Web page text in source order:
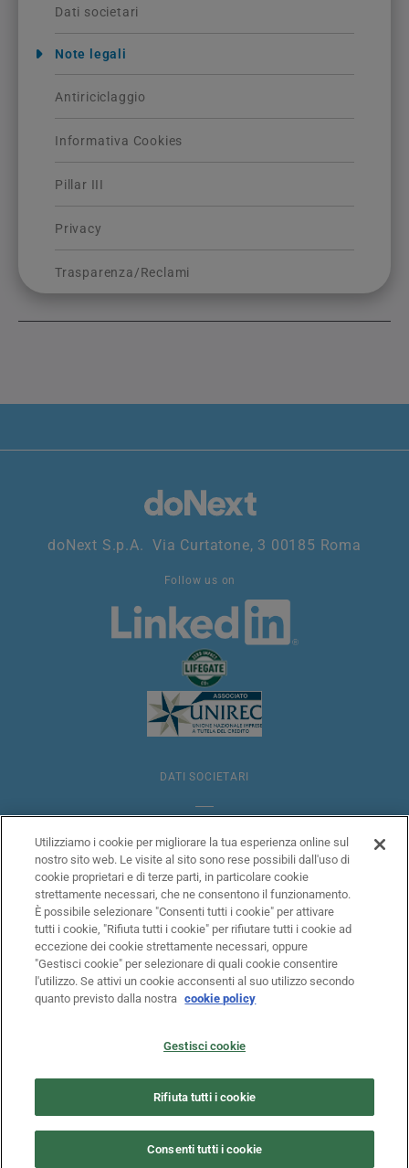
Dati societari
Note legali
Antiriciclaggio
Informativa Cookies
Pillar III
Privacy
Trasparenza/Reclami
doNext S.p.A. Via Curtatone, 3 00185 Roma
Follow us on
DATI SOCIETARI
NOTE LEGALI
ANTIRICICLAGGIO
INFORMATIVA COOKIES
PILLAR III
Utilizziamo i cookie per migliorare la tua esperienza online sul
nostro sito web. Le visite al sito sono rese possibili dall'uso di
cookie proprietari e di terze parti, in particolare cookie
strettamente necessari, che ne consentono il funzionamento.
È possibile selezionare "Consenti tutti i cookie" per attivare
tutti i cookie, "Rifiuta tutti i cookie" per rifiutare tutti i cookie ad
eccezione dei cookie strettamente necessari, oppure
"Gestisci cookie" per selezionare di quali cookie consentire
l'utilizzo. Se attivi un cookie acconsenti al suo utilizzo secondo
quanto previsto dalla nostra cookie policy
Gestisci cookie
Rifiuta tutti i cookie
Consenti tutti i cookie